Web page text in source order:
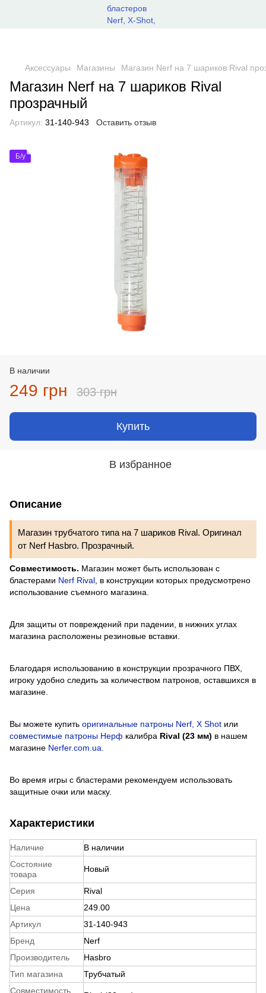
Аксессуары Магазины Магазин Nerf на 7 шариков Rival
Магазин Nerf на 7 шариков Rival
прозрачный
Артикул: 31-140-943 Оставить отзыв
Б/у
В наличии
249 грн 303 грн
Купить
В избранное
Описание
Магазин трубчатого типа на 7 шариков Rival. Оригинал
от Nerf Hasbro. Прозрачный.
Совместимость. Магазин может быть использован с
бластерами Nerf Rival , в конструкции которых предусмотрено
использование съемного магазина.
Для защиты от повреждений при падении, в нижних углах
магазина расположены резиновые вставки.
Благодаря использованию в конструкции прозрачного ПВХ,
игроку удобно следить за количеством патронов, оставшихся в
магазине.
Вы можете купить оригинальные патроны Nerf, X Shot или
совместимые патроны Нерф калибра Rival (23 мм) в нашем
магазине Nerfer.com.ua
Во время игры с бластерами рекомендуем использовать
защитные очки или маску.
Характеристики
Наличие
В наличии
Состояние
товара
Новый
Серия
Rival
Цена
249.00
Артикул
31-140-943
Бренд
Nerf
Производитель
Hasbro
Тип магазина
Трубчатый
Совместимость